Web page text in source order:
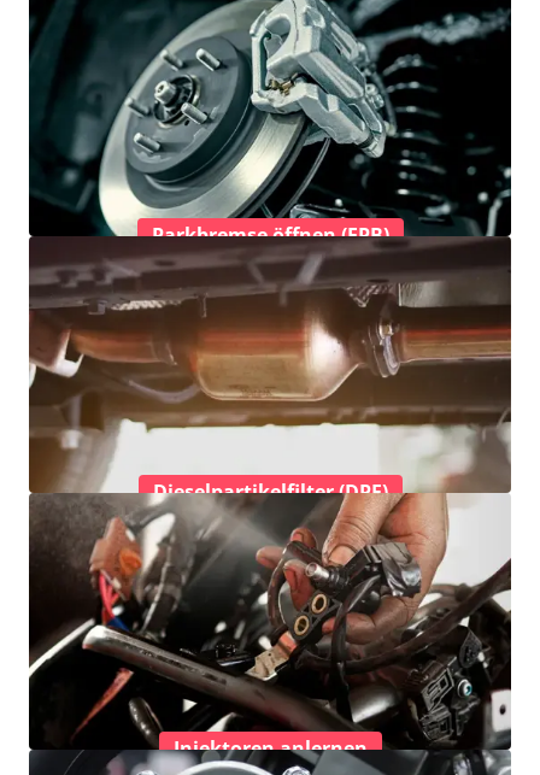
Parkbremse öffnen (EPB)
Dieselpartikelfilter (DPF)
Injektoren anlernen